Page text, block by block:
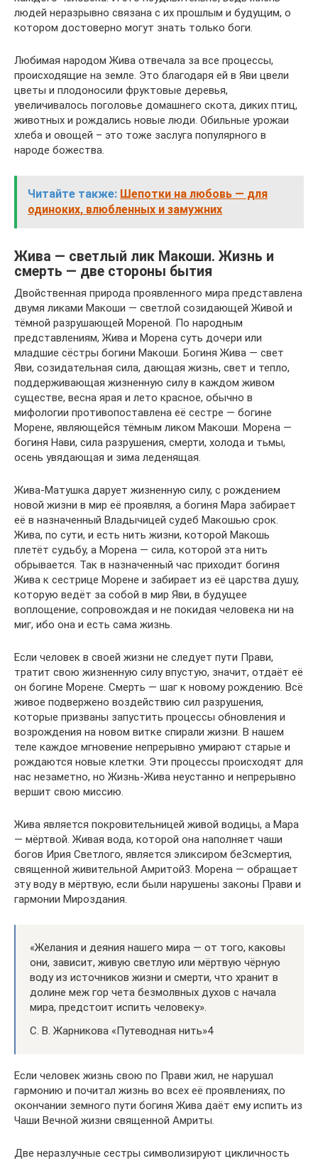
людей неразрывно связана с их прошлым и будущим, о
котором достоверно могут знать только боги.
Любимая народом Жива отвечала за все процессы,
происходящие на земле. Это благодаря ей в Яви цвели
цветы и плодоносили фруктовые деревья,
увеличивалось поголовье домашнего скота, диких птиц,
животных и рождались новые люди. Обильные урожаи
хлеба и овощей – это тоже заслуга популярного в
народе божества.
Читайте также: Шепотки на любовь — для
одиноких, влюбленных и замужних
Жива — светлый лик Макоши. Жизнь и
смерть — две стороны бытия
Двойственная природа проявленного мира представлена
двумя ликами Макоши — светлой созидающей Живой и
тёмной разрушающей Мореной. По народным
представлениям, Жива и Морена суть дочери или
младшие сёстры богини Макоши. Богиня Жива — свет
Яви, созидательная сила, дающая жизнь, свет и тепло,
поддерживающая жизненную силу в каждом живом
существе, весна ярая и лето красное, обычно в
мифологии противопоставлена её сестре — богине
Морене, являющейся тёмным ликом Макоши. Морена —
богиня Нави, сила разрушения, смерти, холода и тьмы,
осень увядающая и зима леденящая.
Жива-Матушка дарует жизненную силу, с рождением
новой жизни в мир её проявляя, а богиня Мара забирает
её в назначенный Владычицей судеб Макошью срок.
Жива, по сути, и есть нить жизни, которой Макошь
плетёт судьбу, а Морена — сила, которой эта нить
обрывается. Так в назначенный час приходит богиня
Жива к сестрице Морене и забирает из её царства душу,
которую ведёт за собой в мир Яви, в будущее
воплощение, сопровождая и не покидая человека ни на
миг, ибо она и есть сама жизнь.
Если человек в своей жизни не следует пути Прави,
тратит свою жизненную силу впустую, значит, отдаёт её
он богине Морене. Смерть — шаг к новому рождению. Всё
живое подвержено воздействию сил разрушения,
которые призваны запустить процессы обновления и
возрождения на новом витке спирали жизни. В нашем
теле каждое мгновение непрерывно умирают старые и
рождаются новые клетки. Эти процессы происходят для
нас незаметно, но Жизнь-Жива неустанно и непрерывно
вершит свою миссию.
Жива является покровительницей живой водицы, а Мара
— мёртвой. Живая вода, которой она наполняет чаши
богов Ирия Светлого, является эликсиром беЗсмертия,
священной живительной Амритой3. Морена — обращает
эту воду в мёртвую, если были нарушены законы Прави и
гармонии Мироздания.
«Желания и деяния нашего мира — от того, каковы
они, зависит, живую светлую или мёртвую чёрную
воду из источников жизни и смерти, что хранит в
долине меж гор чета безмолвных духов с начала
мира, предстоит испить человеку».
С. В. Жарникова «Путеводная нить»4
Если человек жизнь свою по Прави жил, не нарушал
гармонию и почитал жизнь во всех её проявлениях, по
окончании земного пути богиня Жива даёт ему испить из
Чаши Вечной жизни священной Амриты.
Две неразлучные сестры символизируют цикличность